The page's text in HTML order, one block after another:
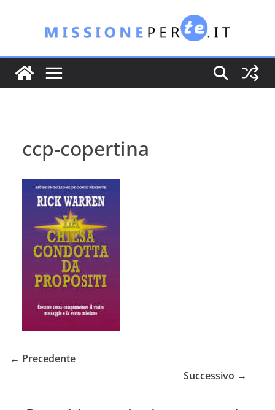
contenuto
ccp-copertina
← Precedente
Successivo →